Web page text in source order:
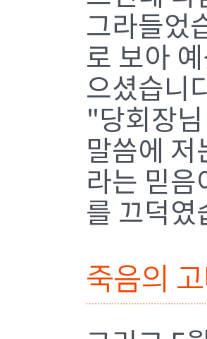
그라들었
로 보아
으셨습니
"당회장
말씀에 저
라는 믿음
를 끄덕였
죽음의